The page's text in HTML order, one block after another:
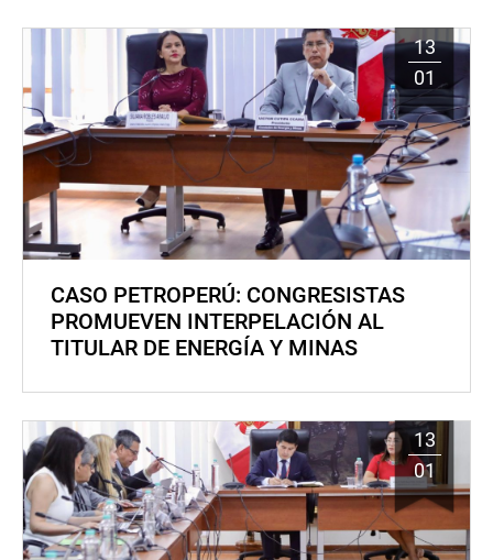
13
01
CASO PETROPERÚ: CONGRESISTAS
PROMUEVEN INTERPELACIÓN AL
TITULAR DE ENERGÍA Y MINAS
13
01